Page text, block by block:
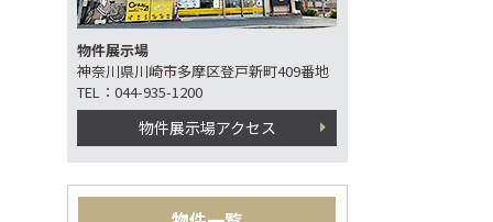
物件展示場
神奈川県川崎市多摩区登戸新町409番地
TEL：044-935-1200
物件展示場アクセス